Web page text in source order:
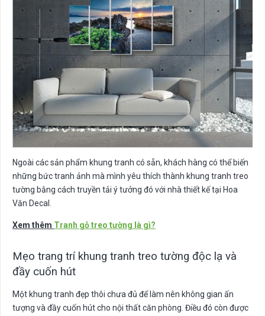
Ngoài các sản phẩm khung tranh có sẵn, khách hàng có thể biến
những bức tranh ảnh mà mình yêu thích thành khung tranh treo
tường bằng cách truyền tải ý tưởng đó với nhà thiết kế tại Hoa
Văn Decal.
Xem thêm Tranh gỗ treo tường là gì?
Mẹo trang trí khung tranh treo tường độc lạ và
đầy cuốn hút
Một khung tranh đẹp thôi chưa đủ để làm nên không gian ấn
tượng và đầy cuốn hút cho nội thất căn phòng. Điều đó còn được